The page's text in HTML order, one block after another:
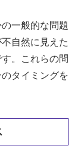
一般的な問題
自然に見えた
。これらの問
タイミングを